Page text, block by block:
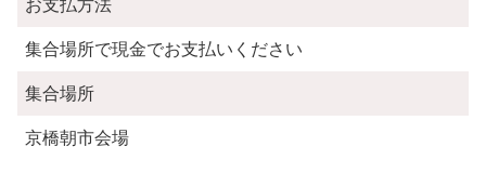
お支払方法
集合場所で現金でお支払いください
集合場所
京橋朝市会場